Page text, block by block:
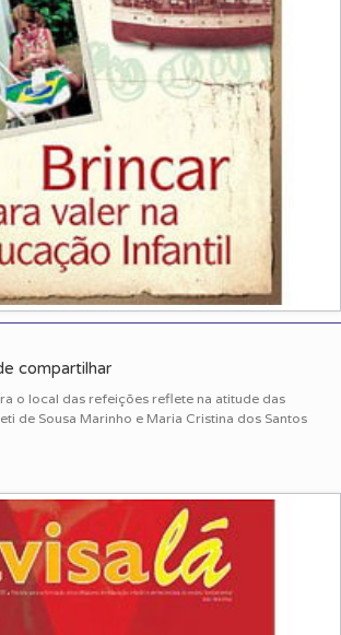
compartilhar
o local das refeições reflete na atitude das
de Sousa Marinho e Maria Cristina dos Santos